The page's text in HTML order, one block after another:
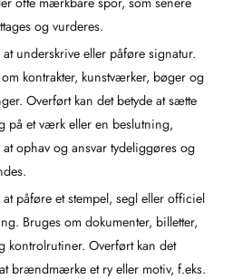
og vurderes.
at underskrive eller påføre signatur.
kontrakter, kunstværker, bøger og
Overført kan det betyde at sætte
på et værk eller en beslutning,
at ophav og ansvar tydeliggøres og
at påføre et stempel, segl eller officiel
Bruges om dokumenter, billetter,
kontrolrutiner. Overført kan det
brændmærke et ry eller motiv, f.eks.